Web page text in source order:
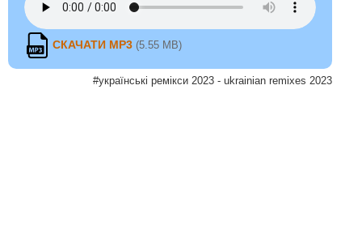
СКАЧАТИ MP3 (5.55 MB)
#українські ремікси 2023 - ukrainian remixes 2023